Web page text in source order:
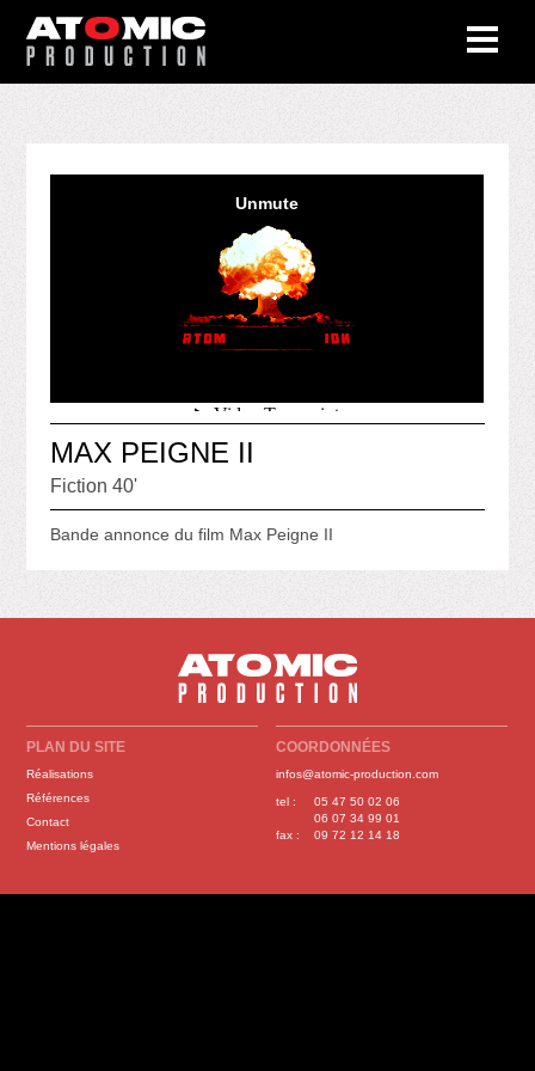
MAX PEIGNE II
Fiction 40'
Bande annonce du film Max Peigne II
PLAN DU SITE
Réalisations
Références
Contact
Mentions légales
COORDONNÉES
infos@atomic-production.com
tel :
05 47 50 02 06
06 07 34 99 01
fax :
09 72 12 14 18